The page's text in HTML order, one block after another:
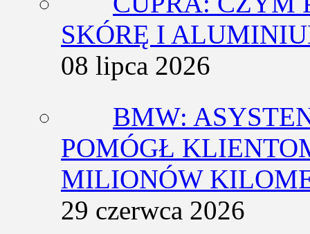
SKÓRĘ I
08 lipca 2026
BMW:
POMÓGŁ
MILIONÓW
29 czerwca 2026